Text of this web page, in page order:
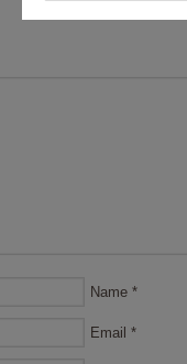
Name *
Email *